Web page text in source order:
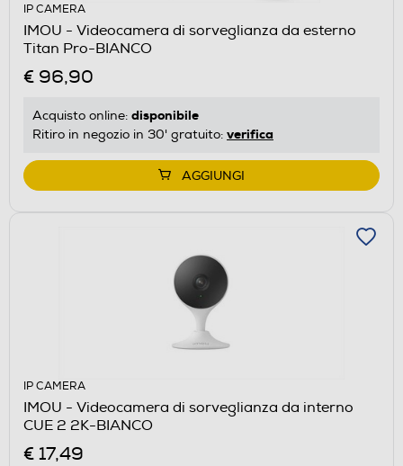
IP CAMERA
IMOU - Videocamera di sorveglianza da esterno
Titan Pro-BIANCO
€ 96,90
Acquisto online: disponibile
Ritiro in negozio in 30' gratuito: verifica
AGGIUNGI
IP CAMERA
IMOU - Videocamera di sorveglianza da interno
CUE 2 2K-BIANCO
€ 17,49